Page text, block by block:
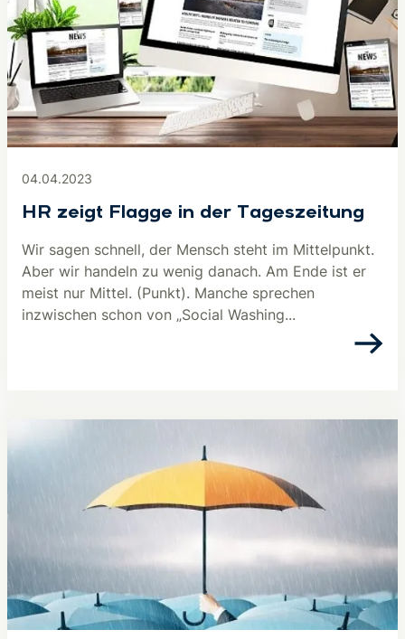
04.04.2023
HR zeigt Flagge in der Tageszeitung
Wir sagen schnell, der Mensch steht im Mittelpunkt.
Aber wir handeln zu wenig danach. Am Ende ist er
meist nur Mittel. (Punkt). Manche sprechen
inzwischen schon von „Social Washing...